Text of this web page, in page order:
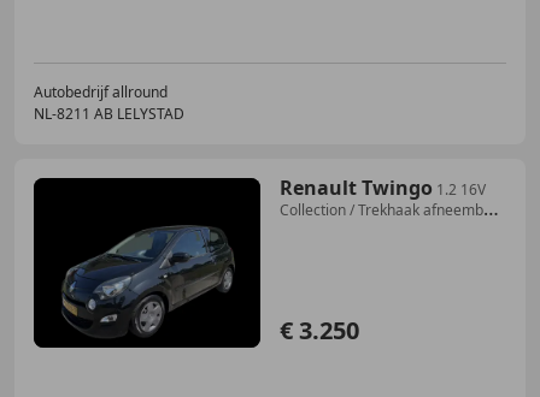
Autobedrijf allround
NL-8211 AB LELYSTAD
Renault Twingo 1.2 16V
Collection / Trekhaak afneembaar
€ 3.250